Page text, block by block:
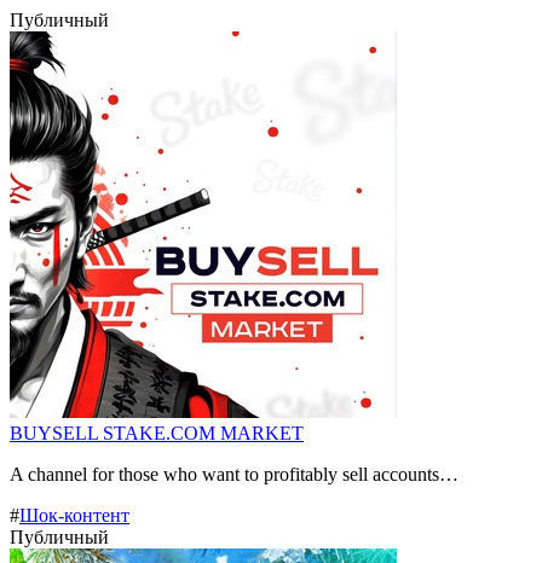
Публичный
BUYSELL STAKE.COM MARKET
A channel for those who want to profitably sell accounts…
#Шок-контент
Публичный